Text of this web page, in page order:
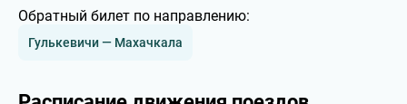
Обратный билет по направлению:
Гулькевичи — Махачкала